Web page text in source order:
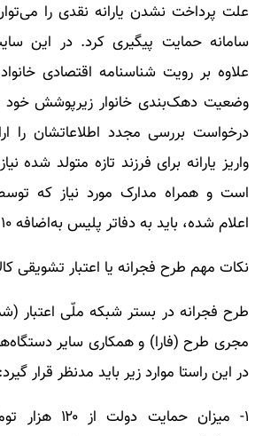
علت پرداخت نشدن یارانه نقدی را
سامانه حمایت پیگیری کرد. در این
علاوه بر رویت شناسنامه اقتصادی
وضعیت دهک‌بندی خانوار زیرپوشش خود
درخواست بررسی مجدد اطلاعاتشان را
واریز یارانه برای فرزند تازه متولد شده
است و همراه مدارک مورد نیاز که
اعلام شده، باید به دفاتر پلیس به‌اضافه ۱۰ ارائه شود.
نکات مهم طرح فجرانه یا اعتبار تشویقی
طرح فجرانه در بستر شبکه ملّی اعتبار
مجری طرح (فارا) و همکاری سایر
در این راستا موارد زیر باید مدنظر قرار گیرد:
۱- میزان حمایت